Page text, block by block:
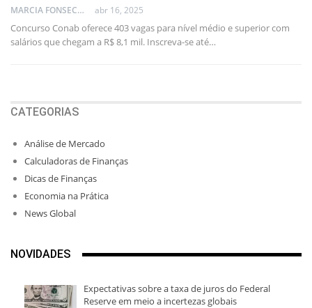
MARCIA FONSECA - FINANCIAL CONSULTANT abr 16, 2025
Concurso Conab oferece 403 vagas para nível médio e superior com
salários que chegam a R$ 8,1 mil. Inscreva-se até…
CATEGORIAS
Análise de Mercado
Calculadoras de Finanças
Dicas de Finanças
Economia na Prática
News Global
NOVIDADES
Expectativas sobre a taxa de juros do Federal
Reserve em meio a incertezas globais